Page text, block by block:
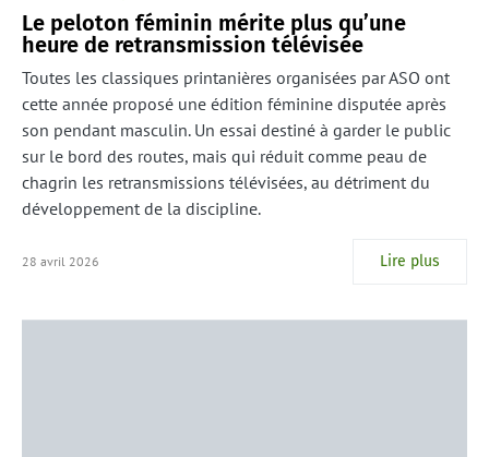
Le peloton féminin mérite plus qu’une
heure de retransmission télévisée
Toutes les classiques printanières organisées par ASO ont
cette année proposé une édition féminine disputée après
son pendant masculin. Un essai destiné à garder le public
sur le bord des routes, mais qui réduit comme peau de
chagrin les retransmissions télévisées, au détriment du
développement de la discipline.
28 avril 2026 Lire plus